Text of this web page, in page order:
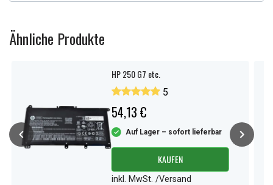
Ähnliche Produkte
HP 250 G7 etc.
5
54,13 €
Auf Lager – sofort lieferbar
KAUFEN
inkl. MwSt. /Versand